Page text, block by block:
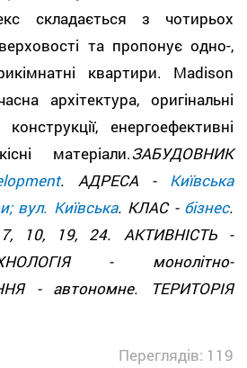
складається з чотирьох
та пропонує одно-,
квартири. Madison
архітектура, оригінальні
енергоефективні
матеріали.ЗАБУДОВНИК
. АДРЕСА - Київська
вул. Київська. КЛАС - бізнес.
10, 19, 24. АКТИВНІСТЬ -
- монолітно-
- автономне. ТЕРИТОРІЯ
Переглядів: 119